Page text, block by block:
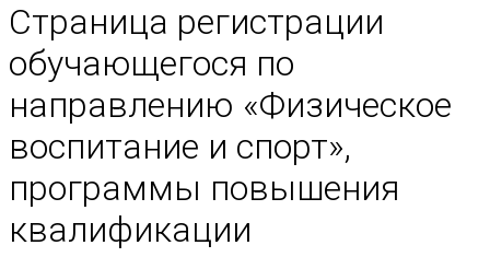
Страница регистрации
обучающегося по
направлению «Физическое
воспитание и спорт»,
программы повышения
квалификации